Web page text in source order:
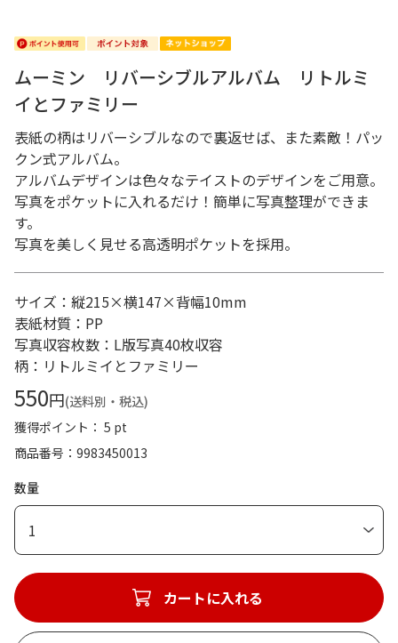
ムーミン リバーシブルアルバム リトルミ
イとファミリー
表紙の柄はリバーシブルなので裏返せば、また素敵！パッ
クン式アルバム。
アルバムデザインは色々なテイストのデザインをご用意。
写真をポケットに入れるだけ！簡単に写真整理ができま
す。
写真を美しく見せる高透明ポケットを採用。
サイズ：縦215×横147×背幅10mm
表紙材質：PP
写真収容枚数：L版写真40枚収容
柄：リトルミイとファミリー
550円(送料別・税込)
獲得ポイント： 5 pt
商品番号
9983450013
数量
1
カートに入れる